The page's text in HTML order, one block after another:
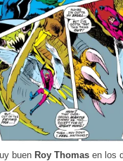
buen Roy Thomas en los